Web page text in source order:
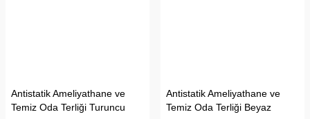
Antistatik Ameliyathane ve
Temiz Oda Terliği Turuncu
Antistatik Ameliyathane ve
Temiz Oda Terliği Beyaz